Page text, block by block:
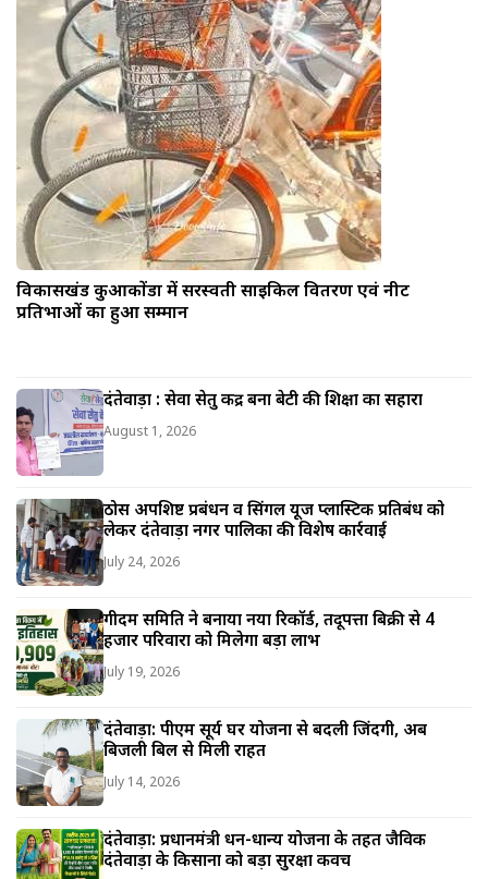
विकासखंड कुआकोंडा में सरस्वती साइकिल वितरण एवं नीट
प्रतिभाओं का हुआ सम्मान
दंतेवाड़ा : सेवा सेतु केंद्र बना बेटी की शिक्षा का सहारा
August 1, 2026
ठोस अपशिष्ट प्रबंधन व सिंगल यूज प्लास्टिक प्रतिबंध को
लेकर दंतेवाड़ा नगर पालिका की विशेष कार्रवाई
July 24, 2026
गीदम समिति ने बनाया नया रिकॉर्ड, तेंदूपत्ता बिक्री से 4
हजार परिवारों को मिलेगा बड़ा लाभ
July 19, 2026
दंतेवाड़ा: पीएम सूर्य घर योजना से बदली जिंदगी, अब
बिजली बिल से मिली राहत
July 14, 2026
दंतेवाड़ा: प्रधानमंत्री धन-धान्य योजना के तहत जैविक
दंतेवाड़ा के किसानों को बड़ा सुरक्षा कवच